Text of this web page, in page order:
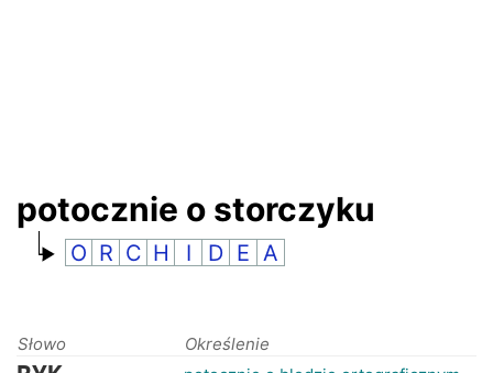
potocznie o storczyku
O R C H I D E A
Słowo Określenie